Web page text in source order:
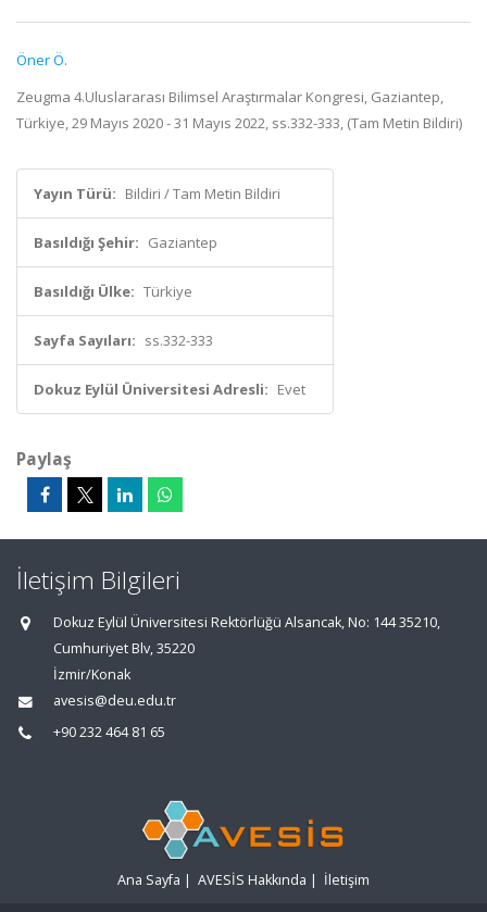
Öner Ö.
Zeugma 4.Uluslararası Bilimsel Araştırmalar Kongresi, Gaziantep,
Türkiye, 29 Mayıs 2020 - 31 Mayıs 2022, ss.332-333, (Tam Metin Bildiri)
Yayın Türü: Bildiri / Tam Metin Bildiri
Basıldığı Şehir: Gaziantep
Basıldığı Ülke: Türkiye
Sayfa Sayıları: ss.332-333
Dokuz Eylül Üniversitesi Adresli: Evet
Paylaş
İletişim Bilgileri
Dokuz Eylül Üniversitesi Rektörlüğü Alsancak, No: 144 35210,
Cumhuriyet Blv, 35220
İzmir/Konak
avesis@deu.edu.tr
+90 232 464 81 65
Ana Sayfa | AVESİS Hakkında | İletişim